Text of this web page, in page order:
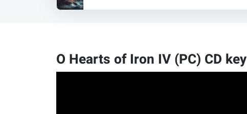
O Hearts of Iron IV (PC) CD key